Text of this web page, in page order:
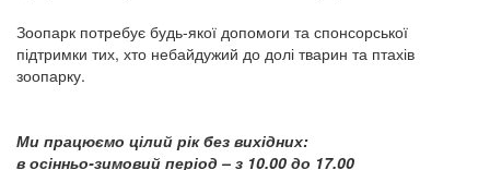
Зоопарк потребує будь-якої допомоги та спонсорської
підтримки тих, хто небайдужий до долі тварин та птахів
зоопарку.
Ми працюємо цілий рік без вихідних:
в осінньо-зимовий період – з 10.00 до 17.00